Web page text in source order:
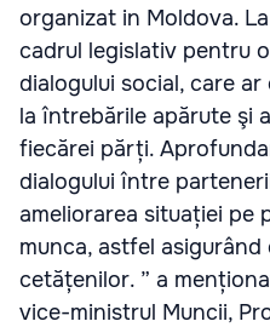
organizat in Moldova.
cadrul legislativ pentru
dialogului social, care
la întrebările apărute şi
fiecărei părți.
dialogului între
ameliorarea situației pe
munca, astfel
cetățenilor. ” a
vice-ministrul Muncii,